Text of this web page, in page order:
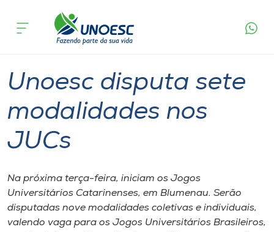
Cursos
Atendimento ao Estudante
Portal de Ensino
A
acontece
Unoesc disputa sete
modalidades nos
JUCs
Na próxima terça-feira, iniciam os Jogos
Universitários Catarinenses, em Blumenau. Serão
disputadas nove modalidades coletivas e individuais,
valendo vaga para os Jogos Universitários Brasileiros,